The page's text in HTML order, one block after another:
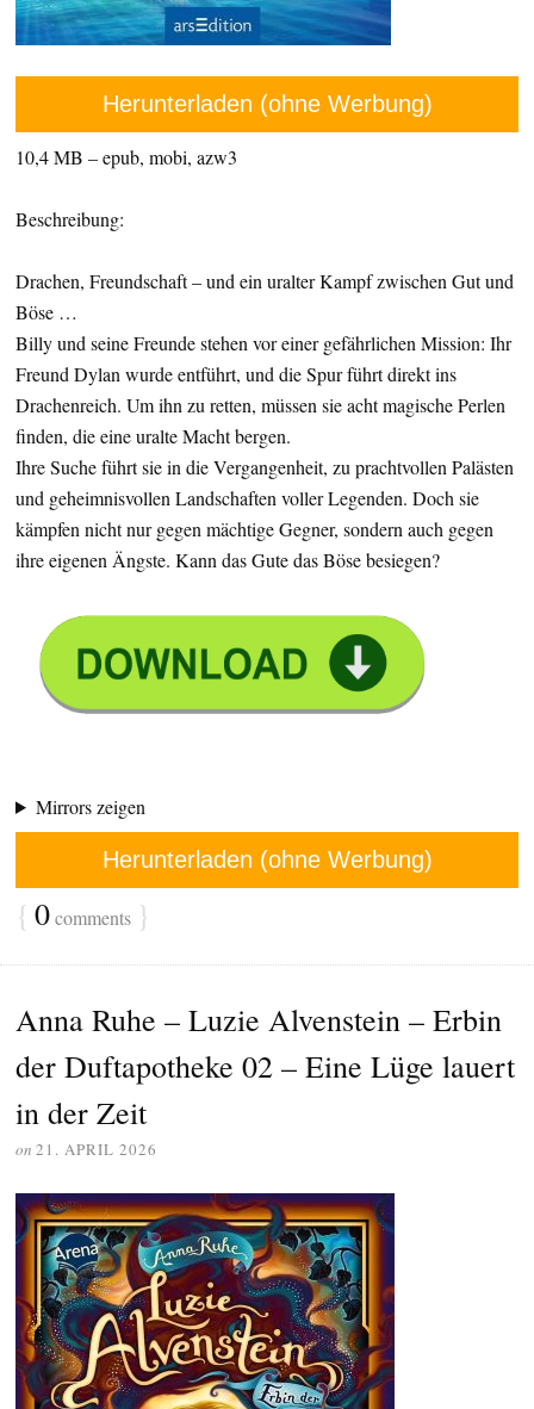
Herunterladen (ohne Werbung)
10,4 MB – epub, mobi, azw3
Beschreibung:
Drachen, Freundschaft – und ein uralter Kampf zwischen Gut und
Böse …
Billy und seine Freunde stehen vor einer gefährlichen Mission: Ihr
Freund Dylan wurde entführt, und die Spur führt direkt ins
Drachenreich. Um ihn zu retten, müssen sie acht magische Perlen
finden, die eine uralte Macht bergen.
Ihre Suche führt sie in die Vergangenheit, zu prachtvollen Palästen
und geheimnisvollen Landschaften voller Legenden. Doch sie
kämpfen nicht nur gegen mächtige Gegner, sondern auch gegen
ihre eigenen Ängste. Kann das Gute das Böse besiegen?
Mirrors zeigen
Herunterladen (ohne Werbung)
{ 0comments }
Anna Ruhe – Luzie Alvenstein – Erbin
der Duftapotheke 02 – Eine Lüge lauert
in der Zeit
on 21. APRIL 2026